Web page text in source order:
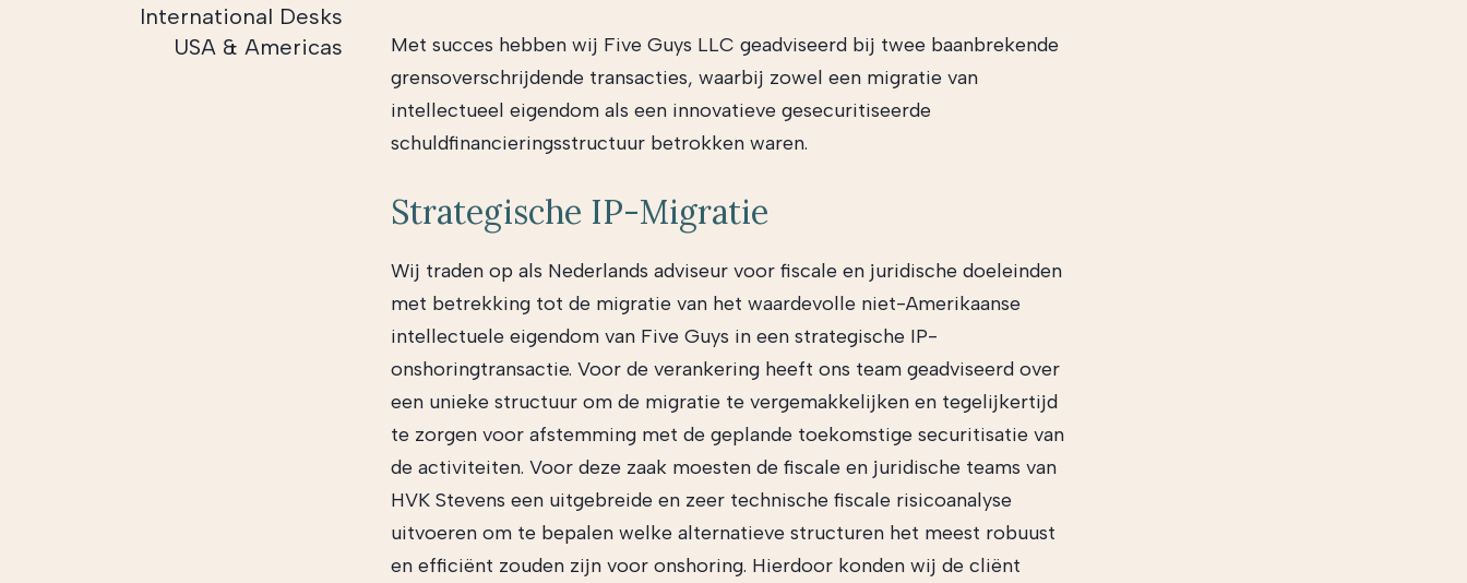
Met succes hebben wij Five Guys LLC geadviseerd bij twee baanbrekende
grensoverschrijdende transacties, waarbij zowel een migratie van
intellectueel eigendom als een innovatieve gesecuritiseerde
schuldfinancieringsstructuur betrokken waren.
Strategische IP-Migratie
Wij traden op als Nederlands adviseur voor fiscale en juridische doeleinden
met betrekking tot de migratie van het waardevolle niet-Amerikaanse
intellectuele eigendom van Five Guys in een strategische IP-
onshoringtransactie. Voor de verankering heeft ons team geadviseerd over
een unieke structuur om de migratie te vergemakkelijken en tegelijkertijd
te zorgen voor afstemming met de geplande toekomstige securitisatie van
de activiteiten. Voor deze zaak moesten de fiscale en juridische teams van
HVK Stevens een uitgebreide en zeer technische fiscale risicoanalyse
uitvoeren om te bepalen welke alternatieve structuren het meest robuust
en efficiënt zouden zijn voor onshoring. Hierdoor konden wij de cliënt
International Desks
USA & Americas